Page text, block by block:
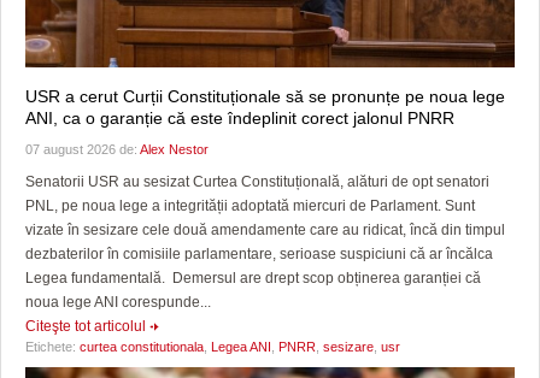
USR a cerut Curții Constituționale să se pronunțe pe noua lege
ANI, ca o garanție că este îndeplinit corect jalonul PNRR
07 august 2026 de: Alex Nestor
Senatorii USR au sesizat Curtea Constituțională, alături de opt senatori
PNL, pe noua lege a integrității adoptată miercuri de Parlament. Sunt
vizate în sesizare cele două amendamente care au ridicat, încă din timpul
dezbaterilor în comisiile parlamentare, serioase suspiciuni că ar încălca
Legea fundamentală. Demersul are drept scop obținerea garanției că
noua lege ANI corespunde...
Citeşte tot articolul
Etichete: curtea constitutionala Legea ANI PNRR sesizare usr